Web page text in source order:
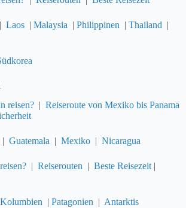
| Laos | Malaysia | Philippinen | Thailand |
reisen? | Reiseroute von Mexiko bis Panama
Guatemala | Mexiko | Nicaragua
| Reiserouten | Beste Reisezeit |
Kolumbien | Patagonien | Antarktis